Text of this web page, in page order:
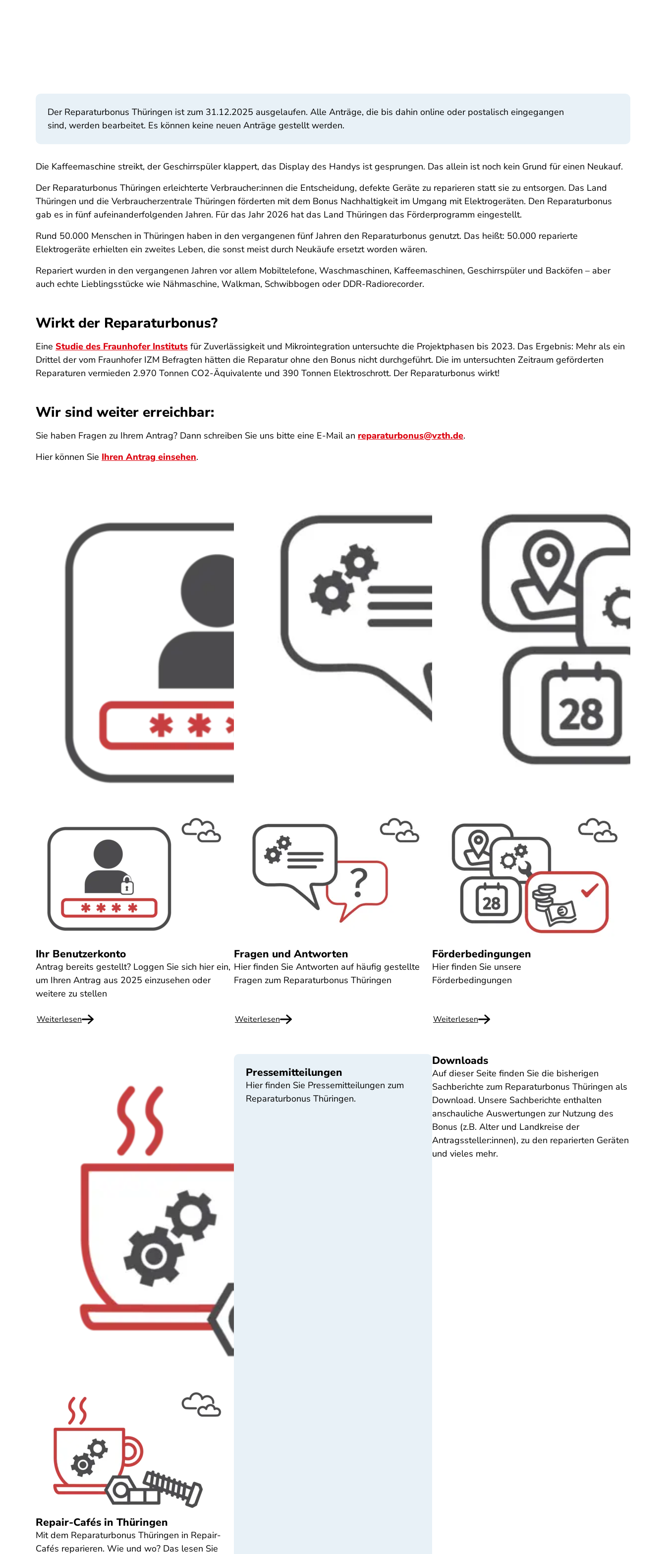
Der Reparaturbonus Thüringen ist zum 31.12.2025 ausgelaufen. Alle Anträge, die bis dahin online oder postalisch eingegangen
sind, werden bearbeitet. Es können keine neuen Anträge gestellt werden.
Die Kaffeemaschine streikt, der Geschirrspüler klappert, das Display des Handys ist gesprungen. Das allein ist noch kein Grund für einen Neukauf.
Der Reparaturbonus Thüringen erleichterte Verbraucher:innen die Entscheidung, defekte Geräte zu reparieren statt sie zu entsorgen. Das Land
Thüringen und die Verbraucherzentrale Thüringen förderten mit dem Bonus Nachhaltigkeit im Umgang mit Elektrogeräten. Den Reparaturbonus
gab es in fünf aufeinanderfolgenden Jahren. Für das Jahr 2026 hat das Land Thüringen das Förderprogramm eingestellt.
Rund 50.000 Menschen in Thüringen haben in den vergangenen fünf Jahren den Reparaturbonus genutzt. Das heißt: 50.000 reparierte
Elektrogeräte erhielten ein zweites Leben, die sonst meist durch Neukäufe ersetzt worden wären.
Repariert wurden in den vergangenen Jahren vor allem Mobiltelefone, Waschmaschinen, Kaffeemaschinen, Geschirrspüler und Backöfen – aber
auch echte Lieblingsstücke wie Nähmaschine, Walkman, Schwibbogen oder DDR-Radiorecorder.
Wirkt der Reparaturbonus?
Eine Studie des Fraunhofer Instituts für Zuverlässigkeit und Mikrointegration untersuchte die Projektphasen bis 2023. Das Ergebnis: Mehr als ein
Drittel der vom Fraunhofer IZM Befragten hätten die Reparatur ohne den Bonus nicht durchgeführt. Die im untersuchten Zeitraum geförderten
Reparaturen vermieden 2.970 Tonnen CO2-Äquivalente und 390 Tonnen Elektroschrott. Der Reparaturbonus wirkt!
Wir sind weiter erreichbar:
Sie haben Fragen zu Ihrem Antrag? Dann schreiben Sie uns bitte eine E-Mail an reparaturbonus@vzth.de.
Hier können Sie Ihren Antrag einsehen.
Ihr Benutzerkonto
Antrag bereits gestellt? Loggen Sie sich hier ein,
um Ihren Antrag aus 2025 einzusehen oder
weitere zu stellen
Weiterlesen
Fragen und Antworten
Hier finden Sie Antworten auf häufig gestellte
Fragen zum Reparaturbonus Thüringen
Weiterlesen
Förderbedingungen
Hier finden Sie unsere
Förderbedingungen
Weiterlesen
Repair-Cafés in Thüringen
Mit dem Reparaturbonus Thüringen in Repair-
Cafés reparieren. Wie und wo? Das lesen Sie
Pressemitteilungen
Hier finden Sie Pressemitteilungen zum
Reparaturbonus Thüringen.
Downloads
Auf dieser Seite finden Sie die bisherigen
Sachberichte zum Reparaturbonus Thüringen als
Download. Unsere Sachberichte enthalten
anschauliche Auswertungen zur Nutzung des
Bonus (z.B. Alter und Landkreise der
Antragssteller:innen), zu den reparierten Geräten
und vieles mehr.